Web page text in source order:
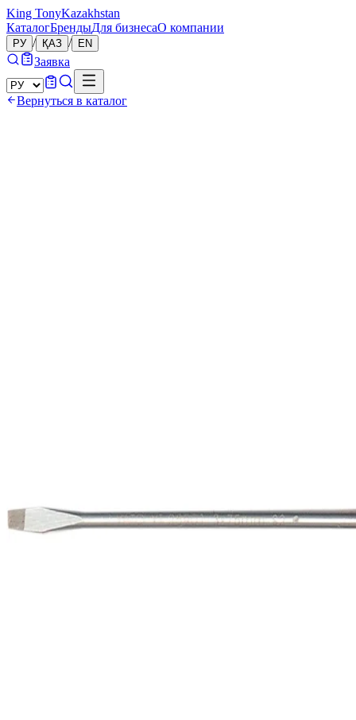
King TonyKazakhstan
КаталогБрендыДля бизнесаО компании
РУ / ҚАЗ / EN
Заявка
Вернуться в каталог